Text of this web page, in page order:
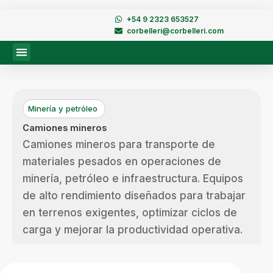
+54 9 2323 653527
corbelleri@corbelleri.com
Minería y petróleo
Camiones mineros
Camiones mineros para transporte de
materiales pesados en operaciones de
minería, petróleo e infraestructura. Equipos
de alto rendimiento diseñados para trabajar
en terrenos exigentes, optimizar ciclos de
carga y mejorar la productividad operativa.